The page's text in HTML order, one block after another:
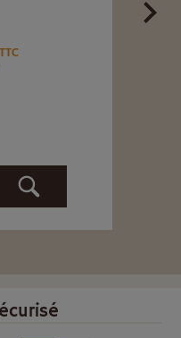
TTC